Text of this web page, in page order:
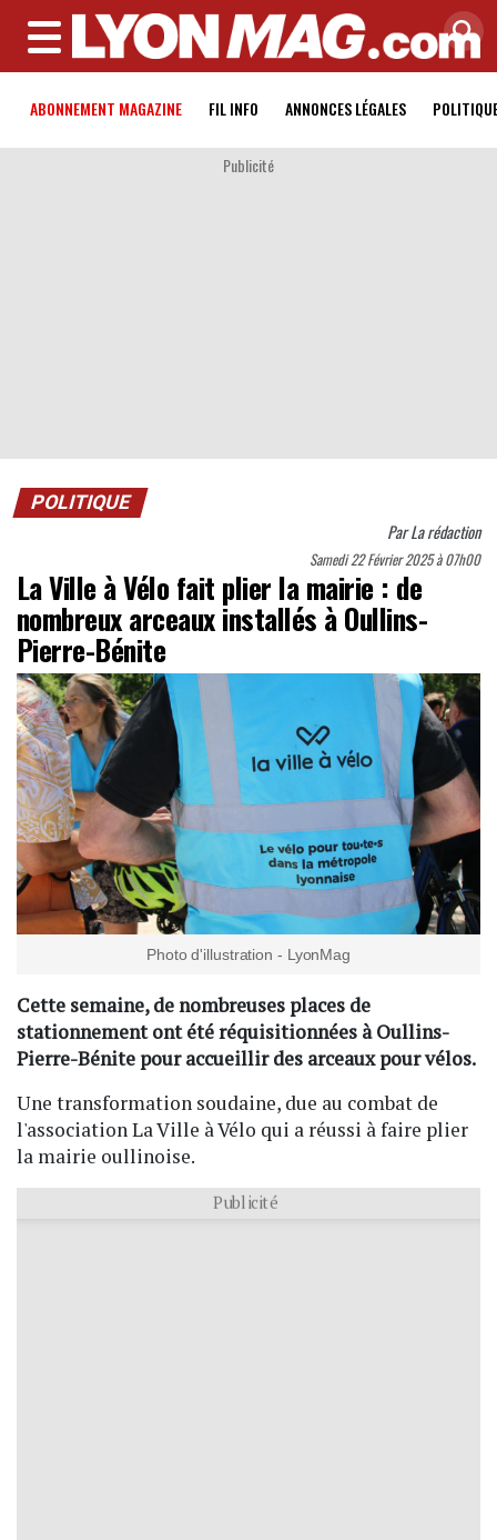
MENU
ABONNEMENT MAGAZINE FIL INFO ANNONCES LÉGALES
Publicité
POLITIQUE
ParLa rédaction
Samedi 22 Février 2025 à 07h00
La Ville à Vélo fait plier la mairie : de
nombreux arceaux installés à Oullins-
Pierre-Bénite
Photo d'illustration - LyonMag
Cette semaine, de nombreuses places de
stationnement ont été réquisitionnées à Oullins-
Pierre-Bénite pour accueillir des arceaux pour vélos.
Une transformation soudaine, due au combat de
l'association La Ville à Vélo qui a réussi à faire plier
la mairie oullinoise.
Publicité